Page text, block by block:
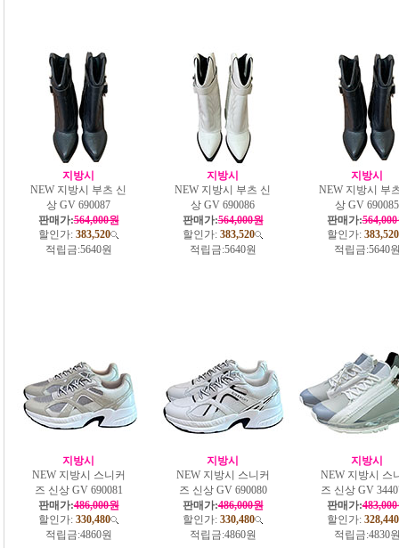
지방시
NEW 지방시 부츠 신
상 GV 690087
판매가:564,000원
할인가: 383,520
적립금:5640원
지방시
NEW 지방시 부츠 신
상 GV 690086
판매가:564,000원
할인가: 383,520
적립금:5640원
지방시
NEW 지방시 부
상 GV 690085
판매가:
할인가: 383,520
적립금:5640
지방시
NEW 지방시 스니커
즈 신상 GV 690081
판매가:486,000원
할인가: 330,480
적립금:4860원
지방시
NEW 지방시 스니커
즈 신상 GV 690080
판매가:486,000원
할인가: 330,480
적립금:4860원
지방시
NEW 지방시 스
즈 신상 GV
판매가:
할인가: 328,440
적립금:4830